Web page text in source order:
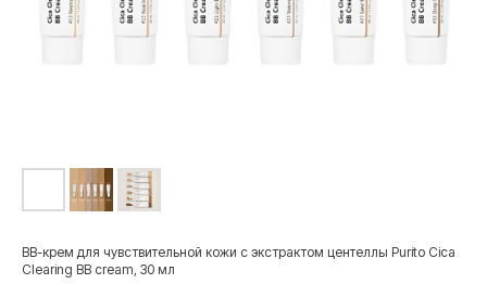
BB-крем для чувствительной кожи с экстрактом центеллы Purito Cica
Clearing BB cream, 30 мл